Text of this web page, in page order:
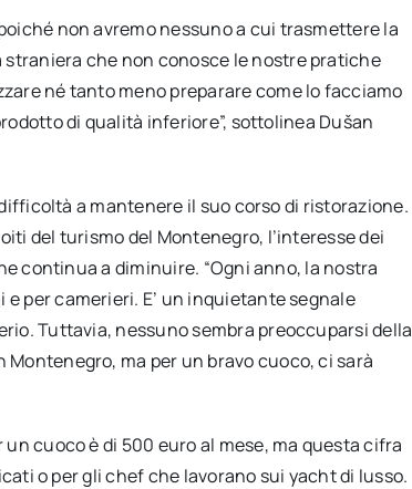
non avremo nessuno a cui trasmettere la
straniera che non conosce le nostre pratiche
né tanto meno preparare come lo facciamo
di qualità inferiore”, sottolinea Dušan
a mantenere il suo corso di ristorazione.
del turismo del Montenegro, l’interesse dei
continua a diminuire. “Ogni anno, la nostra
per camerieri. E’ un inquietante segnale
Tuttavia, nessuno sembra preoccuparsi della
ma per un bravo cuoco, ci sarà
cuoco è di 500 euro al mese, ma questa cifra
o per gli chef che lavorano sui yacht di lusso.